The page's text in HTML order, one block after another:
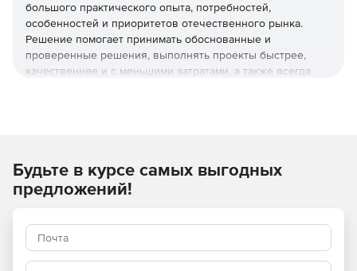
большого практического опыта, потребностей,
особенностей и приоритетов отечественного рынка.
Решение помогает принимать обоснованные и
проверенные решения, выполнять проекты быстрее,
качественнее и с меньшими затратами, а также всегда
Диаграммы Ганта, графики и гистограммы, сетевые и
организационные диаграммы, поточная диаграмма, а
также всевозможные таблицы позволяют пользователям
качественно представлять любую информацию о
проекте.
Будьте в курсе самых выгодных
предложений!